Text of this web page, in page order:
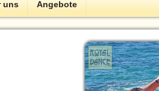
uns Angebote